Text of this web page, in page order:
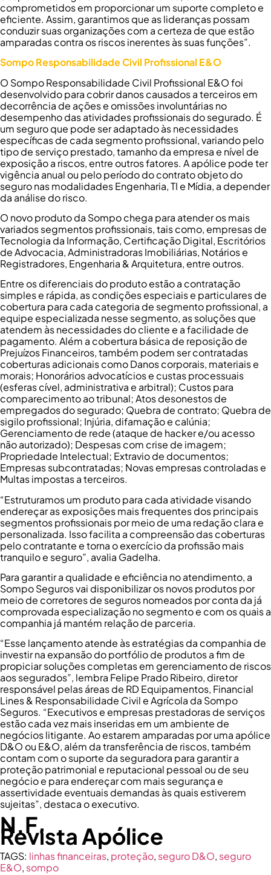
comprometidos em proporcionar um suporte completo e
eficiente. Assim, garantimos que as lideranças possam
conduzir suas organizações com a certeza de que estão
amparadas contra os riscos inerentes às suas funções”.
Sompo Responsabilidade Civil Profissional E&O​
O Sompo Responsabilidade Civil Profissional E&O​ foi
desenvolvido para cobrir danos causados a terceiros em
decorrência de ações e omissões involuntárias no
desempenho das atividades profissionais do segurado. É
um seguro que pode ser adaptado às necessidades
específicas de cada segmento profissional, variando pelo
tipo de serviço prestado, tamanho da empresa e nível de
exposição a riscos, entre outros fatores. A apólice pode ter
vigência anual ou pelo período do contrato objeto do
seguro nas modalidades Engenharia, TI e Mídia, a depender
da análise do risco.
O novo produto da Sompo chega para atender os mais
variados segmentos profissionais, tais como, empresas de
Tecnologia da Informação, Certificação Digital, Escritórios
de Advocacia, Administradoras Imobiliárias, Notários e
Registradores, Engenharia & Arquitetura, entre outros.
Entre os diferenciais do produto estão a contratação
simples e rápida, as condições especiais e particulares de
cobertura para cada categoria de segmento profissional, a
equipe especializada nesse segmento, as soluções que
atendem às necessidades do cliente e a facilidade de
pagamento. Além a cobertura básica de reposição de
Prejuízos Financeiros, também podem ser contratadas
coberturas adicionais como Danos corporais, materiais e
morais; Honorários advocatícios e custas processuais
(esferas cível, administrativa e arbitral); Custos para
comparecimento ao tribunal; Atos desonestos de
empregados do segurado; Quebra de contrato; Quebra de
sigilo profissional; Injúria, difamação e calúnia;
Gerenciamento de rede (ataque de hacker e/ou acesso
não autorizado); Despesas com crise de imagem;
Propriedade Intelectual; Extravio de documentos;
Empresas subcontratadas; Novas empresas controladas e
Multas impostas a terceiros.
“Estruturamos um produto para cada atividade visando
endereçar as exposições mais frequentes dos principais
segmentos profissionais por meio de uma redação clara e
personalizada. Isso facilita a compreensão das coberturas
pelo contratante e torna o exercício da profissão mais
tranquilo e seguro”, avalia Gadelha.
Para garantir a qualidade e eficiência no atendimento, a
Sompo Seguros vai disponibilizar os novos produtos por
meio de corretores de seguros nomeados por conta da já
comprovada especialização no segmento e com os quais a
companhia já mantém relação de parceria.
“Esse lançamento atende às estratégias da companhia de
investir na expansão do portfólio de produtos a fim de
propiciar soluções completas em gerenciamento de riscos
aos segurados”, lembra Felipe Prado Ribeiro, diretor
responsável pelas áreas de RD Equipamentos, Financial
Lines & Responsabilidade Civil e Agrícola da Sompo
Seguros. “Executivos e empresas prestadoras de serviços
estão cada vez mais inseridas em um ambiente de
negócios litigante. Ao estarem amparadas por uma apólice
D&O ou E&O, além da transferência de riscos, também
contam com o suporte da seguradora para garantir a
proteção patrimonial e reputacional pessoal ou de seu
negócio e para endereçar com mais segurança e
assertividade eventuais demandas às quais estiverem
sujeitas”, destaca o executivo.
N.F.
Revista Apólice
TAGS: linhas financeiras, proteção, seguro D&O, seguro
E&O, sompo